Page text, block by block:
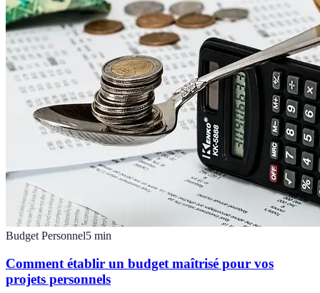
Budget Personnel5 min
Comment établir un budget maîtrisé pour vos
projets personnels